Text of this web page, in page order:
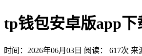
tp钱包安卓版app
时间：2026年06月03日 阅读： 617次 来